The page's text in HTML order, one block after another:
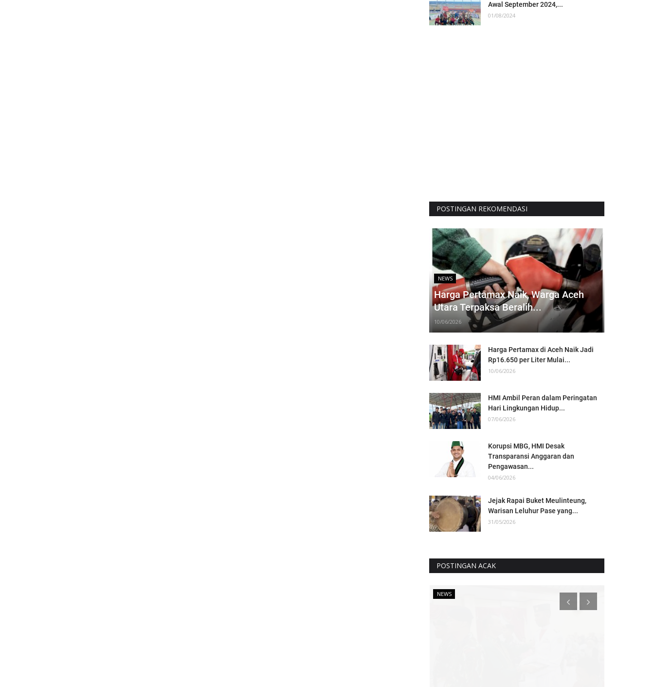
Awal September 2024,...
01/08/2024
POSTINGAN REKOMENDASI
NEWS
Harga Pertamax Naik, Warga Aceh
Utara Terpaksa Beralih...
10/06/2026
Harga Pertamax di Aceh Naik Jadi
Rp16.650 per Liter Mulai...
10/06/2026
HMI Ambil Peran dalam Peringatan
Hari Lingkungan Hidup...
07/06/2026
Korupsi MBG, HMI Desak
Transparansi Anggaran dan
Pengawasan...
04/06/2026
Jejak Rapai Buket Meulinteung,
Warisan Leluhur Pase yang...
31/05/2026
POSTINGAN ACAK
NEWS